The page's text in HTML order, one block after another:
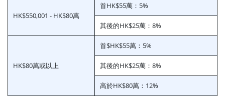
HK$550,001 - HK$80萬
首HK$55萬：5%
其後的HK$25萬：8%
HK$80萬或以上
首$HK$55萬：5%
其後的HK$25萬：8%
高於HK$80萬：12%